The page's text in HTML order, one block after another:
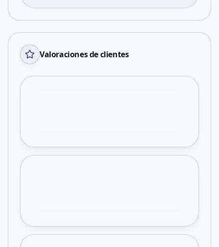
Valoraciones de clientes